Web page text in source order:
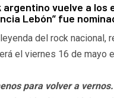
argentino vuelve a los
Lebón” fue
del rock nacional,
el viernes 16 de mayo
para volver a